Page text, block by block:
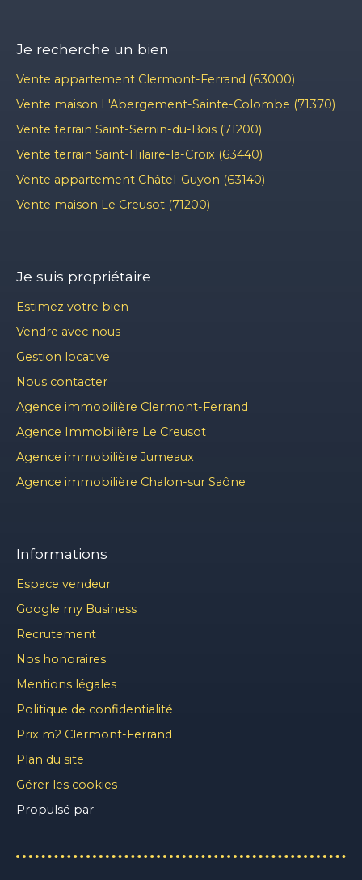
Je recherche un bien
Vente appartement Clermont-Ferrand (63000)
Vente maison L'Abergement-Sainte-Colombe (71370)
Vente terrain Saint-Sernin-du-Bois (71200)
Vente terrain Saint-Hilaire-la-Croix (63440)
Vente appartement Châtel-Guyon (63140)
Vente maison Le Creusot (71200)
Je suis propriétaire
Estimez votre bien
Vendre avec nous
Gestion locative
Nous contacter
Agence immobilière Clermont-Ferrand
Agence Immobilière Le Creusot
Agence immobilière Jumeaux
Agence immobilière Chalon-sur Saône
Informations
Espace vendeur
Google my Business
Recrutement
Nos honoraires
Mentions légales
Politique de confidentialité
Prix m2 Clermont-Ferrand
Plan du site
Gérer les cookies
Propulsé par